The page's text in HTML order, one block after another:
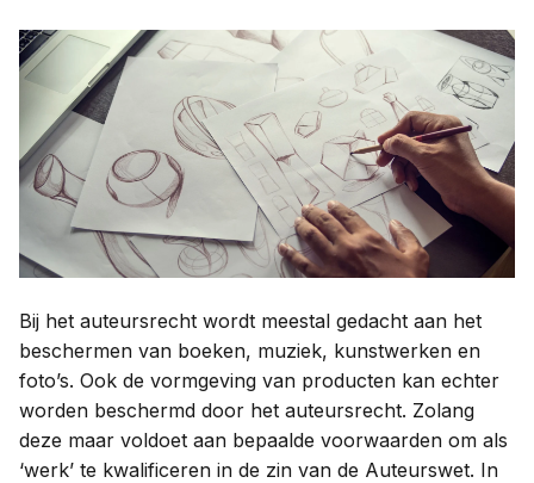
Contact
Taal:
Bij het auteursrecht wordt meestal gedacht aan het
beschermen van boeken, muziek, kunstwerken en
foto’s. Ook de vormgeving van producten kan echter
worden beschermd door het auteursrecht. Zolang
deze maar voldoet aan bepaalde voorwaarden om als
‘werk’ te kwalificeren in de zin van de Auteurswet. In